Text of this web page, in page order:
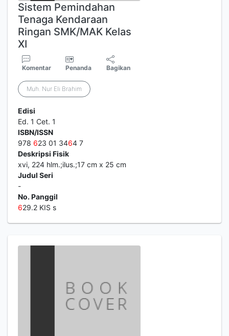
Sistem Pemindahan
Tenaga Kendaraan
Ringan SMK/MAK Kelas
XI
Komentar Penanda Bagikan
Muh. Nur Eli Brahim
Edisi
Ed. 1 Cet. 1
ISBN/ISSN
978 623 01 3464 7
Deskripsi Fisik
xvi, 224 hlm.;ilus.;17 cm x 25 cm
Judul Seri
-
No. Panggil
629.2 KIS s